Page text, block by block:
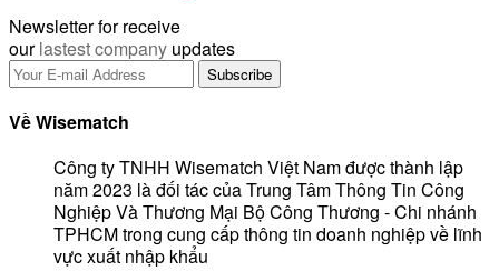
Newsletter for receive
ourlastest company updates
Về Wisematch
Công ty TNHH Wisematch Việt Nam được thành lập
năm 2023 là đối tác của Trung Tâm Thông Tin Công
Nghiệp Và Thương Mại Bộ Công Thương - Chi nhánh
TPHCM trong cung cấp thông tin doanh nghiệp về lĩnh
vực xuất nhập khẩu